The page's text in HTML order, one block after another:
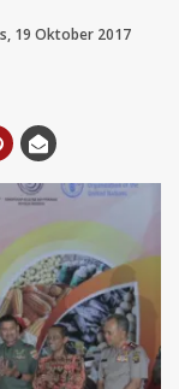
19 Oktober 2017